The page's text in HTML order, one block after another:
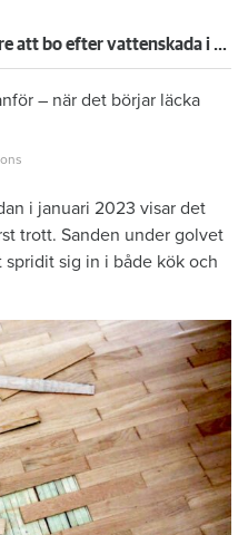
600 kronor dyrare att bo efter vattenskada i Varberg
– när det börjar läcka
i januari 2023 visar det
trott. Sanden under golvet
sig in i både kök och